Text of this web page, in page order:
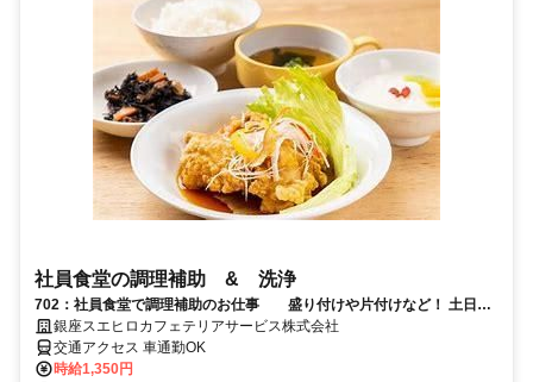
社員食堂の調理補助 & 洗浄
702：社員食堂で調理補助のお仕事 盛り付けや片付けなど！ 土日祝
はお休み” 8月中頃オープン
銀座スエヒロカフェテリアサービス株式会社
交通アクセス 車通勤OK
時給1,350円